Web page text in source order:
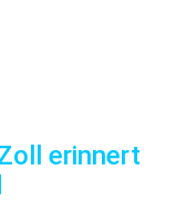
erinnert